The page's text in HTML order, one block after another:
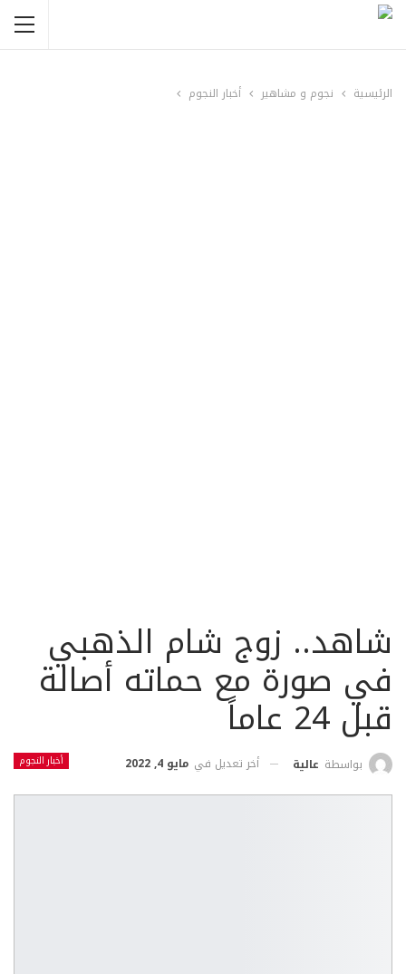
الرئيسية نجوم و مشاهير أخبار النجوم
شاهد.. زوج شام الذهبي
في صورة مع حماته أصالة
قبل 24 عاماً
أخبار النجوم بواسطة عالية أخر تعديل في مايو 4, 2022